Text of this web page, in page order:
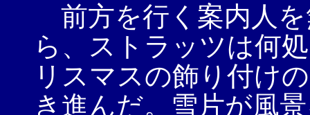
前方を行く案内人
ら、ストラッツは何
リスマスの飾り付け
き進んだ。雪片が風